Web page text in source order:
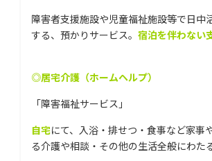
障害者支援施設や児童福祉施設等で日中
する、預かりサービス。 宿泊を伴わない
◎居宅介護（ホームヘルプ）
「障害福祉サービス」
自宅にて、入浴・排せつ・食事など家事
る介護や相談・その他の生活全般にわた